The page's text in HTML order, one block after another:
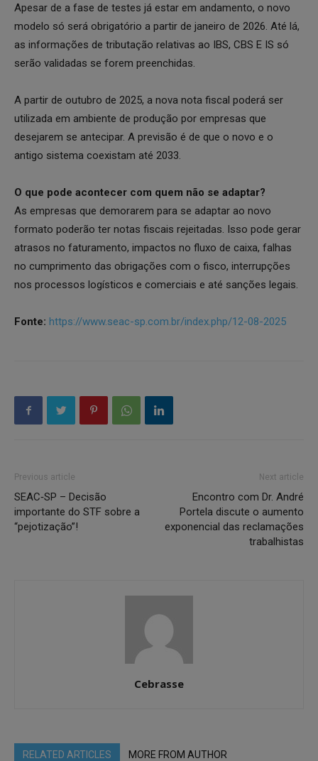
Apesar de a fase de testes já estar em andamento, o novo
modelo só será obrigatório a partir de janeiro de 2026. Até lá,
as informações de tributação relativas ao IBS, CBS E IS só
serão validadas se forem preenchidas.
A partir de outubro de 2025, a nova nota fiscal poderá ser
utilizada em ambiente de produção por empresas que
desejarem se antecipar. A previsão é de que o novo e o
antigo sistema coexistam até 2033.
O que pode acontecer com quem não se adaptar?
As empresas que demorarem para se adaptar ao novo
formato poderão ter notas fiscais rejeitadas. Isso pode gerar
atrasos no faturamento, impactos no fluxo de caixa, falhas
no cumprimento das obrigações com o fisco, interrupções
nos processos logísticos e comerciais e até sanções legais.
Fonte: https://www.seac-sp.com.br/index.php/12-08-2025
Previous article
SEAC‑SP – Decisão
importante do STF sobre a
“pejotização”!
Next article
Encontro com Dr. André
Portela discute o aumento
exponencial das reclamações
trabalhistas
Cebrasse
RELATED ARTICLES MORE FROM AUTHOR